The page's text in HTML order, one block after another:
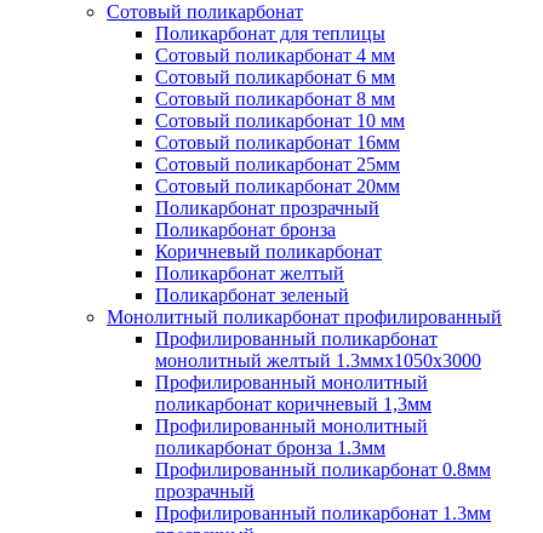
Сотовый поликарбонат
Поликарбонат для теплицы
Сотовый поликарбонат 4 мм
Сотовый поликарбонат 6 мм
Сотовый поликарбонат 8 мм
Сотовый поликарбонат 10 мм
Сотовый поликарбонат 16мм
Сотовый поликарбонат 25мм
Сотовый поликарбонат 20мм
Поликарбонат прозрачный
Поликарбонат бронза
Коричневый поликарбонат
Поликарбонат желтый
Поликарбонат зеленый
Монолитный поликарбонат профилированный
Профилированный поликарбонат
монолитный желтый 1.3ммх1050х3000
Профилированный монолитный
поликарбонат коричневый 1,3мм
Профилированный монолитный
поликарбонат бронза 1.3мм
Профилированный поликарбонат 0.8мм
прозрачный
Профилированный поликарбонат 1.3мм